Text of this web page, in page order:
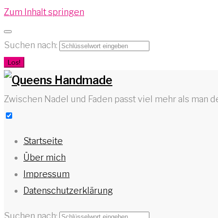
Zum Inhalt springen
Suchen nach:
Los!
Zwischen Nadel und Faden passt viel mehr als man
Startseite
Über mich
Impressum
Datenschutzerklärung
Suchen nach: